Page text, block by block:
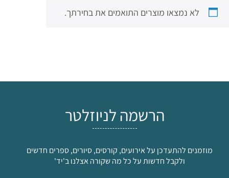
לא נמצאו מוצרים התואמים את בחירתך.
הרשמה לניוזלטר
מוזמנים להתעדכן על אירועים, קורסים, סיורים, ספרים חדשים
ולקבל חדשות על כל מה שקורה אצלנו ב'יד'